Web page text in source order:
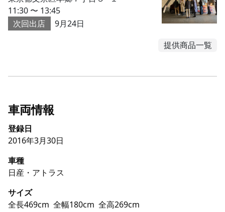
11:30 〜 13:45
次回出店
9月24日
提供商品一覧
車両情報
登録日
2016年3月30日
車種
日産・アトラス
サイズ
全長469cm 全幅180cm 全高269cm